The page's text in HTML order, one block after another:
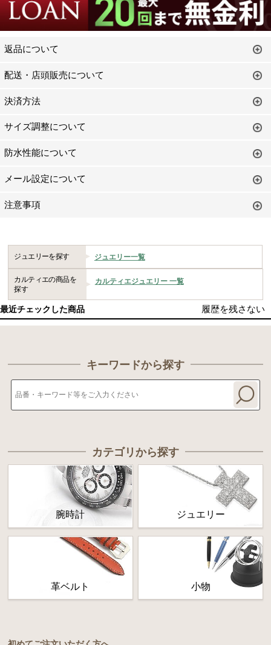
返品について
配送・店頭販売について
決済方法
サイズ調整について
防水性能について
メール設定について
注意事項
ジュエリーを探す ジュエリー一覧
カルティエの商品を
探す
カルティエジュエリー 一覧
最近チェックした商品 履歴を残さない
キーワードから探す
カテゴリから探す
腕時計 ジュエリー
革ベルト 小物